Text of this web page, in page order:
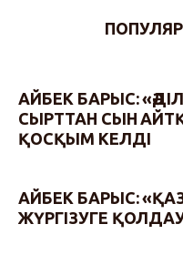
АЙБЕК БАРЫС:
СЫРТТАН СЫН
ҚОСҚЫМ КЕЛДІ
АЙБЕК БАРЫС:
ЖҮРГІЗУГЕ